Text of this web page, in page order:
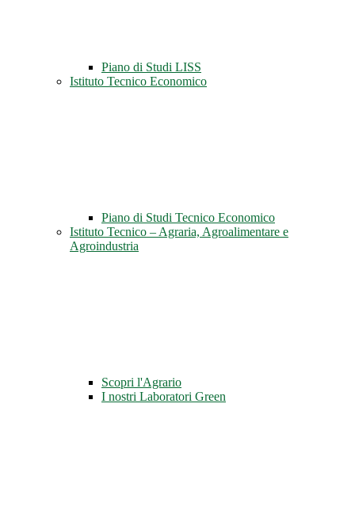
Piano di Studi LISS
Istituto Tecnico Economico
Piano di Studi Tecnico Economico
Istituto Tecnico – Agraria, Agroalimentare e
Agroindustria
Scopri l'Agrario
I nostri Laboratori Green